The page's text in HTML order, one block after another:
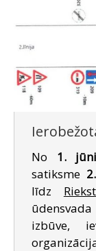
No 1.
satiksme
līdz
izbūve,